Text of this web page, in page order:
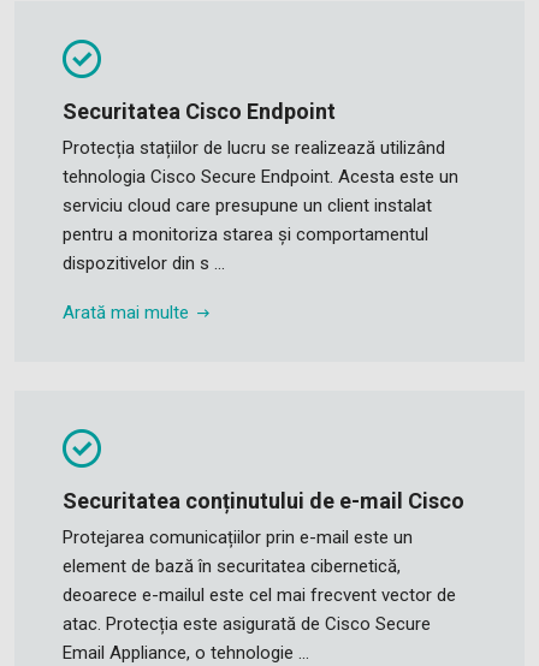
Securitatea Cisco Endpoint
Protecția stațiilor de lucru se realizează utilizând
tehnologia Cisco Secure Endpoint. Acesta este un
serviciu cloud care presupune un client instalat
pentru a monitoriza starea și comportamentul
dispozitivelor din s ...
Arată mai multe
Securitatea conținutului de e-mail Cisco
Protejarea comunicațiilor prin e-mail este un
element de bază în securitatea cibernetică,
deoarece e-mailul este cel mai frecvent vector de
atac. Protecția este asigurată de Cisco Secure
Email Appliance, o tehnologie ...